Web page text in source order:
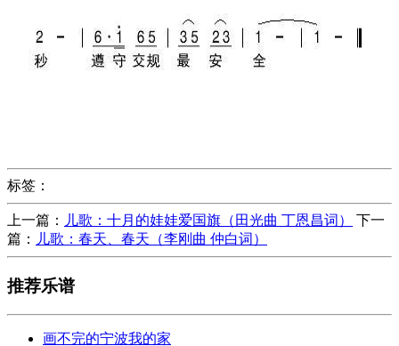
标签：
上一篇： 儿歌：十月的娃娃爱国旗（田光曲 丁恩昌词）
下一
篇：
儿歌：春天、春天（李刚曲 仲白词）
推荐乐谱
画不完的宁波我的家